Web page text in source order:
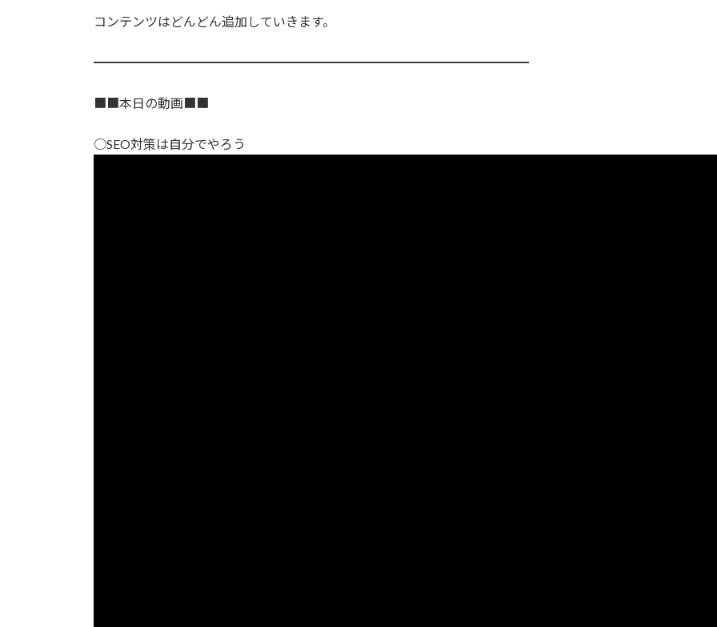
コンテンツはどんどん追加していきます。
━━━━━━━━━━━━━━━━━━━━━━━━━━━━━━━━━━
■■本日の動画■■
○SEO対策は自分でやろう